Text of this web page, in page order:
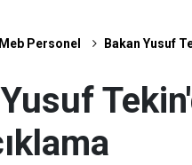
Meb Personel Bakan Yusuf